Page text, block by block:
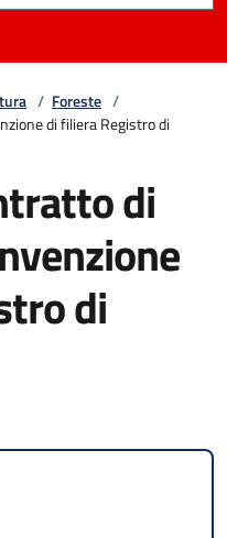
/ Foreste /
di filiera Registro di
di
di